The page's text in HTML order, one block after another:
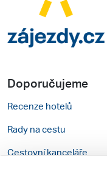
Doporučujeme
Recenze hotelů
Rady na cestu
Cestovní kanceláře